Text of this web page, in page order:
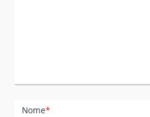
Nome*